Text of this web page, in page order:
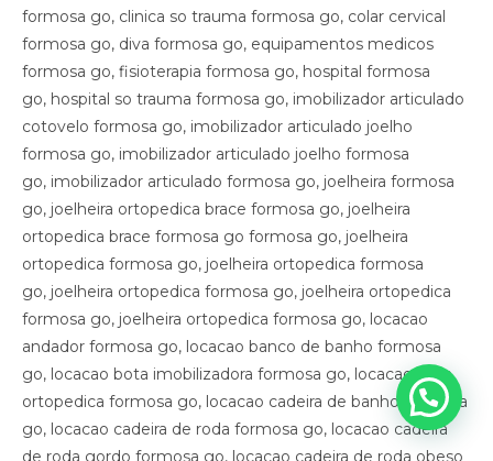
formosa go, clinica so trauma formosa go, colar cervical
formosa go, diva formosa go, equipamentos medicos
formosa go, fisioterapia formosa go, hospital formosa
go, hospital so trauma formosa go, imobilizador articulado
cotovelo formosa go, imobilizador articulado joelho
formosa go, imobilizador articulado joelho formosa
go, imobilizador articulado formosa go, joelheira formosa
go, joelheira ortopedica brace formosa go, joelheira
ortopedica brace formosa go formosa go, joelheira
ortopedica formosa go, joelheira ortopedica formosa
go, joelheira ortopedica formosa go, joelheira ortopedica
formosa go, joelheira ortopedica formosa go, locacao
andador formosa go, locacao banco de banho formosa
go, locacao bota imobilizadora formosa go, locacao bota
ortopedica formosa go, locacao cadeira de banho formosa
go, locacao cadeira de roda formosa go, locacao cadeira
de roda gordo formosa go, locacao cadeira de roda obeso